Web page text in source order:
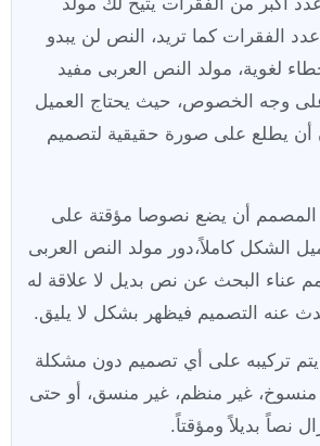
أكبر من الفقرات يتيح لك مولد
الفقرات كما تريد، النص لن يبدو
لغوية، مولد النص العربى مفيد
وجه الخصوص، حيث يحتاج العميل
أن يطلع على صورة حقيقية لتصميم
أن يضع نصوصا مؤقتة على
الشكل كاملاً،دور مولد النص العربى
عناء البحث عن نص بديل لا علاقة له
عنه التصميم فيظهر بشكل لا يليق.
تركيبه على أي تصميم دون مشكلة
منسوخ، غير منظم، غير منسق، أو حتى
نصاً بديلاً ومؤقتاً.